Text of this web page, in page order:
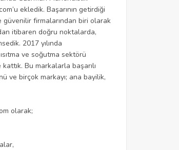
ekledik. Başarının getirdiği
güvenilir firmalarından biri olarak
itibaren doğru noktalarda,
2017 yılında
ve soğutma sektörü
Bu markalarla başarılı
ve birçok markayı; ana bayilik,
olarak;